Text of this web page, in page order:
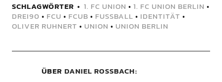
SCHLAGWÖRTER 1. FC UNION • 1. FC UNION BERLIN •
DREI90 • FCU • FCUB • FUSSBALL • IDENTITÄT •
OLIVER RUHNERT • UNION • UNION BERLIN
ÜBER DANIEL ROSSBACH